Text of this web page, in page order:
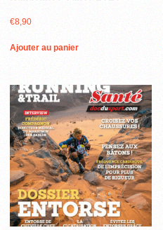
€8,90
Ajouter au panier